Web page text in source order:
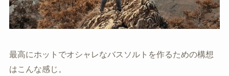
最高にホットでオシャレなバスソルトを作るための構想
はこんな感じ。